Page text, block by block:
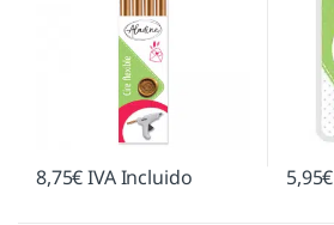
8,75€IVA Incluido 5,95€